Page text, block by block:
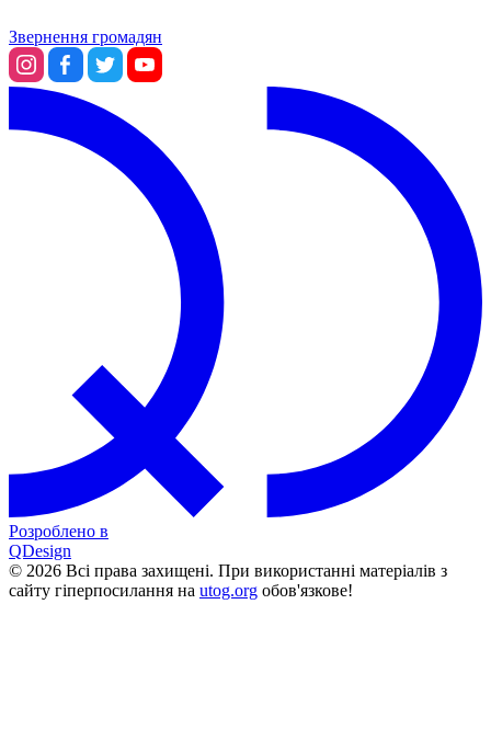
Звернення громадян
Розроблено в
QDesign
© 2026 Всі права захищені. При використанні матеріалів з
сайту гіперпосилання на utog.org обов'язкове!